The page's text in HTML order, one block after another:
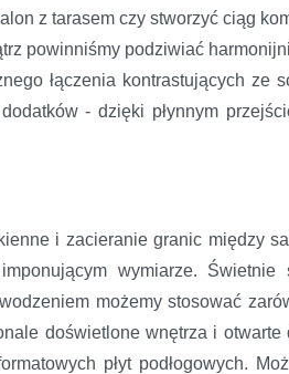
z tarasem czy stworzyć ciąg
powinniśmy podziwiać
łączenia kontrastujących ze
- dzięki płynnym
i zacieranie granic między
wymiarze.
możemy stosować
doświetlone wnętrza i otwarte
płyt podłogowych.